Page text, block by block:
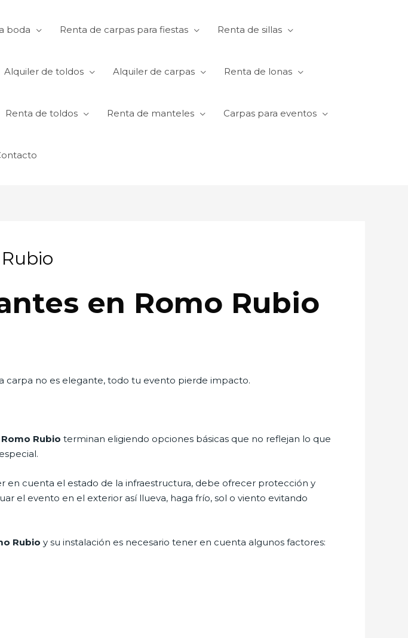
boda Renta de carpas para fiestas Renta de sillas
Alquiler de toldos Alquiler de carpas Renta de lonas
Renta de toldos Renta de manteles Carpas para eventos
en Romo Rubio
carpa no es elegante, todo tu evento pierde impacto.
Rubio terminan eligiendo opciones básicas que no reflejan lo que
cuenta el estado de la infraestructura, debe ofrecer protección y
el evento en el exterior así llueva, haga frío, sol o viento evitando
Rubio y su instalación es necesario tener en cuenta algunos factores: